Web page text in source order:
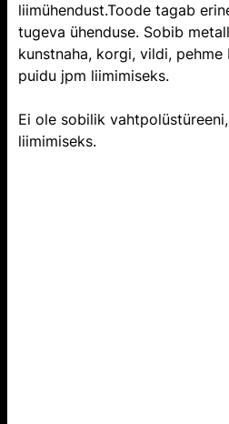
liimühendust.Toode tagab
tugeva ühenduse. Sobib
kunstnaha, korgi, vildi, pehme
puidu jpm liimimiseks.
Ei ole sobilik
liimimiseks.